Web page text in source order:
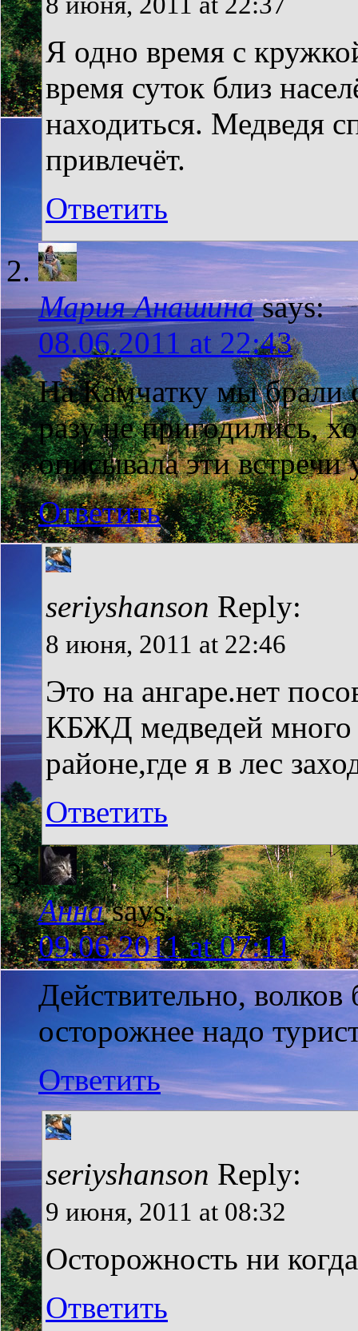
Я одно время с
время суток близ
находиться. Медведя
привлечёт.
Ответить
Мария Анашина says:
08.06.2011 at 22:43
На Камчатку мы
разу не пригодились,
описывала эти встречи
Ответить
seriyshanson Reply:
8 июня, 2011 at 22:46
Это на ангаре.нет
КБЖД медведей много
районе,где я в лес
Ответить
Анна says:
09.06.2011 at 07:11
Действительно,
осторожнее надо
Ответить
seriyshanson Reply:
9 июня, 2011 at 08:32
Осторожность ни
Ответить